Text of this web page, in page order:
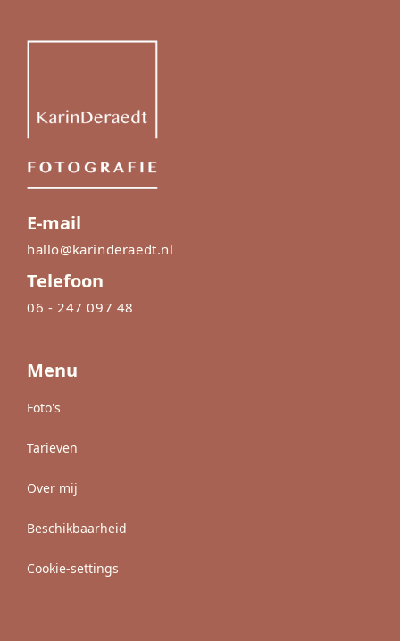
E-mail
hallo@karinderaedt.nl
Telefoon
06 - 247 097 48
Menu
Foto's
Tarieven
Over mij
Beschikbaarheid
Cookie-settings